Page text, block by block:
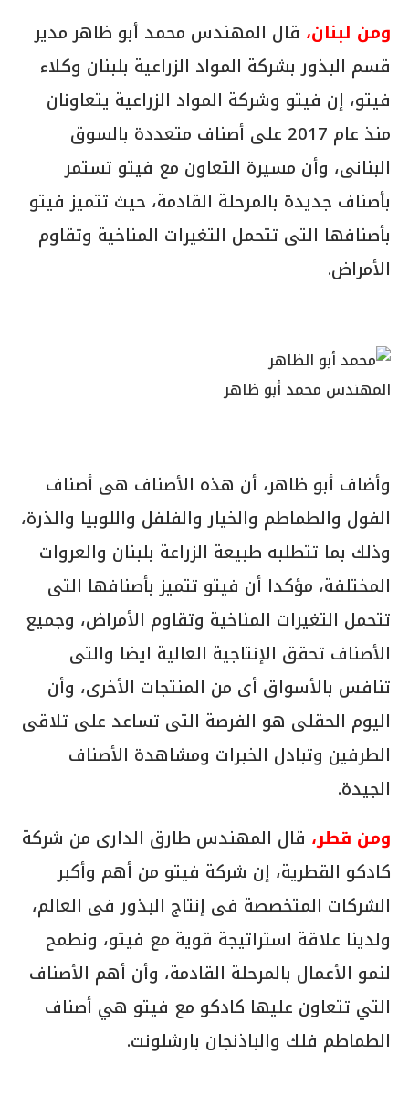
ومن لبنان، قال المهندس محمد أبو ظاهر مدير
قسم البذور بشركة المواد الزراعية بلبنان وكلاء
فيتو، إن فيتو وشركة المواد الزراعية يتعاونان
منذ عام 2017 على أصناف متعددة بالسوق
البنانى، وأن مسيرة التعاون مع فيتو تستمر
بأصناف جديدة بالمرحلة القادمة، حيث تتميز فيتو
بأصنافها التى تتحمل التغيرات المناخية وتقاوم
الأمراض.
المهندس محمد أبو ظاهر
وأضاف أبو ظاهر، أن هذه الأصناف هى أصناف
الفول والطماطم والخيار والفلفل واللوبيا والذرة،
وذلك بما تتطلبه طبيعة الزراعة بلبنان والعروات
المختلفة، مؤكدا أن فيتو تتميز بأصنافها التى
تتحمل التغيرات المناخية وتقاوم الأمراض، وجميع
الأصناف تحقق الإنتاجية العالية ايضا والتى
تنافس بالأسواق أى من المنتجات الأخرى، وأن
اليوم الحقلى هو الفرصة التى تساعد على تلاقى
الطرفين وتبادل الخبرات ومشاهدة الأصناف
الجيدة.
ومن قطر، قال المهندس طارق الدارى من شركة
كادكو القطرية، إن شركة فيتو من أهم وأكبر
الشركات المتخصصة فى إنتاج البذور فى العالم،
ولدينا علاقة استراتيجة قوية مع فيتو، ونطمح
لنمو الأعمال بالمرحلة القادمة، وأن أهم الأصناف
التي تتعاون عليها كادكو مع فيتو هي أصناف
الطماطم فلك والباذنجان بارشلونت.